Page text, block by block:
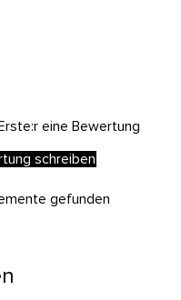
eine Bewertung
schreiben
gefunden